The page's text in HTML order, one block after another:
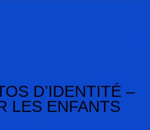
D’IDENTITÉ –
LES ENFANTS